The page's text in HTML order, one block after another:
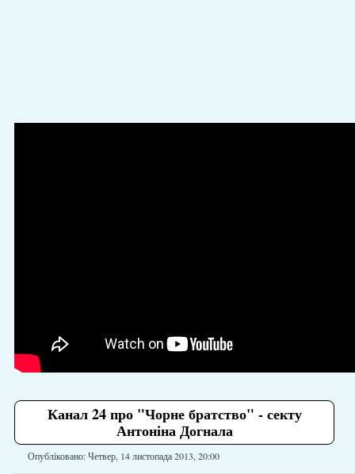
Канал 24 про "Чорне братство" - секту
Антоніна Догнала
Опубліковано: Четвер, 14 листопада 2013, 20:00